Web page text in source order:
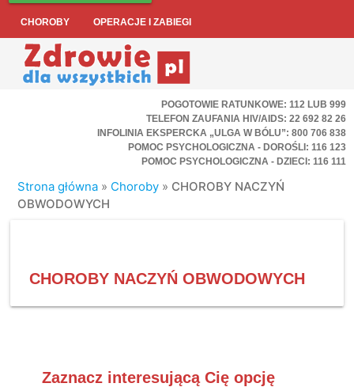
CHOROBY OPERACJE I ZABIEGI
POGOTOWIE RATUNKOWE: 112 LUB 999
TELEFON ZAUFANIA HIV/AIDS: 22 692 82 26
INFOLINIA EKSPERCKA „ULGA W BÓLU”: 800 706 838
POMOC PSYCHOLOGICZNA - DOROŚLI: 116 123
POMOC PSYCHOLOGICZNA - DZIECI: 116 111
Strona główna » Choroby » CHOROBY NACZYŃ
OBWODOWYCH
CHOROBY NACZYŃ OBWODOWYCH
Zaznacz interesującą Cię opcję